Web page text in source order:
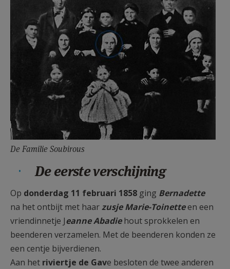
De Familie Soubirous
De eerste verschijning
Op donderdag 11 februari 1858 ging Bernadette
na het ontbijt met haarzusje Marie-Toinetteen een
vriendinnetje Jeanne Abadiehout sprokkelen en
beenderen verzamelen. Met de beenderen konden ze
een centje bijverdienen.
Aan het riviertje de Gave besloten de twee anderen